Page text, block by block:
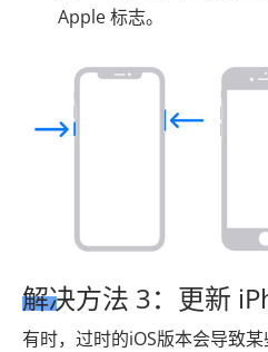
Apple 标志。
解决方法 3：更新
有时，过时的iOS版本会导致某